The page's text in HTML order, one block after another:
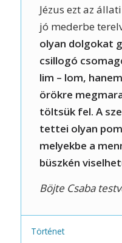
Jézus ezt az
jó mederbe
olyan dolgokat
csillogó
lim – lom,
örökre
töltsük fel. A
tettei olyan
melyekbe a
büszkén
Böjte Csaba
Történet